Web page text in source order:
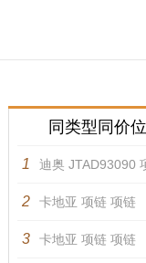
同类型同价
1 迪奥 JTAD93090
2 卡地亚 项链 项链
3 卡地亚 项链 项链